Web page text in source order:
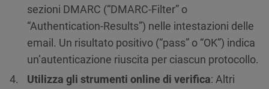
sezioni DMARC (“DMARC-Filter” o
“Authentication-Results”) nelle intestazioni delle
email. Un risultato positivo (“pass” o “OK”) indica
un’autenticazione riuscita per ciascun protocollo.
Utilizza gli strumenti online di verifica: Altri